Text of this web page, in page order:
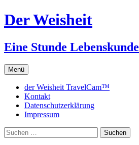
Zum
Inhalt
Der Weisheit
Eine Stunde Lebenskunde
Menü
der Weisheit TravelCam™
Kontakt
Datenschutzerklärung
Impressum
Suchen
nach: